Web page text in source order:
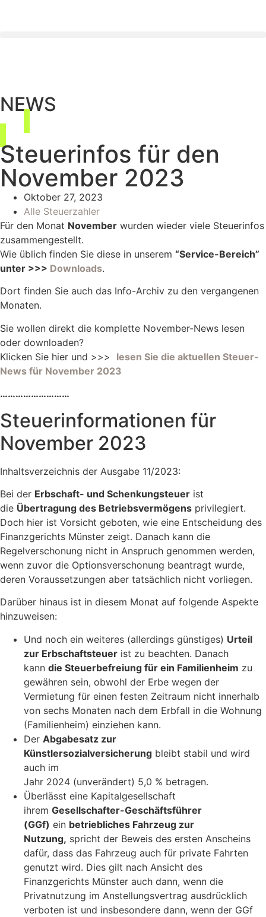
NEWS
Steuerinfos für den
November 2023
Oktober 27, 2023
Alle Steuerzahler
Für den Monat November wurden wieder viele Steuerinfos
zusammengestellt.
Wie üblich finden Sie diese in unserem “Service-Bereich”
unter >>> Downloads.
Dort finden Sie auch das Info-Archiv zu den vergangenen
Monaten.
Sie wollen direkt die komplette November-News lesen
oder downloaden?
Klicken Sie hier und >>> lesen Sie die aktuellen Steuer-
News für November 2023
………………………
Steuerinformationen für
November 2023
Inhaltsverzeichnis der Ausgabe 11/2023:
Bei der Erbschaft- und Schenkungsteuer ist
die Übertragung des Betriebsvermögens privilegiert.
Doch hier ist Vorsicht geboten, wie eine Entscheidung des
Finanzgerichts Münster zeigt. Danach kann die
Regelverschonung nicht in Anspruch genommen werden,
wenn zuvor die Optionsverschonung beantragt wurde,
deren Voraussetzungen aber tatsächlich nicht vorliegen.
Darüber hinaus ist in diesem Monat auf folgende Aspekte
hinzuweisen:
Und noch ein weiteres (allerdings günstiges) Urteil
zur Erbschaftsteuer ist zu beachten. Danach
kann die Steuerbefreiung für ein Familienheim zu
gewähren sein, obwohl der Erbe wegen der
Vermietung für einen festen Zeitraum nicht innerhalb
von sechs Monaten nach dem Erbfall in die Wohnung
(Familienheim) einziehen kann.
Der Abgabesatz zur
Künstlersozialversicherung bleibt stabil und wird
auch im
Jahr 2024 (unverändert) 5,0 % betragen.
Überlässt eine Kapitalgesellschaft
ihrem Gesellschafter-Geschäftsführer
(GGf) ein betriebliches Fahrzeug zur
Nutzung, spricht der Beweis des ersten Anscheins
dafür, dass das Fahrzeug auch für private Fahrten
genutzt wird. Dies gilt nach Ansicht des
Finanzgerichts Münster auch dann, wenn die
Privatnutzung im Anstellungsvertrag ausdrücklich
verboten ist und insbesondere dann, wenn der GGf